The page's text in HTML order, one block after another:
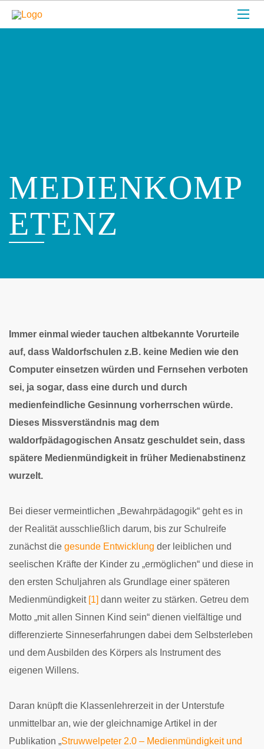
MEDIENKOMP
ETENZ
Immer einmal wieder tauchen altbekannte Vorurteile
auf, dass Waldorfschulen z.B. keine Medien wie den
Computer einsetzen würden und Fernsehen verboten
sei, ja sogar, dass eine durch und durch
medienfeindliche Gesinnung vorherrschen würde.
Dieses Missverständnis mag dem
waldorfpädagogischen Ansatz geschuldet sein, dass
spätere Medienmündigkeit in früher Medienabstinenz
wurzelt.
Bei dieser vermeintlichen „Bewahrpädagogik“ geht es in
der Realität ausschließlich darum, bis zur Schulreife
zunächst die gesunde Entwicklung der leiblichen und
seelischen Kräfte der Kinder zu „ermöglichen“ und diese in
den ersten Schuljahren als Grundlage einer späteren
Medienmündigkeit [1] dann weiter zu stärken. Getreu dem
Motto „mit allen Sinnen Kind sein“ dienen vielfältige und
differenzierte Sinneserfahrungen dabei dem Selbsterleben
und dem Ausbilden des Körpers als Instrument des
eigenen Willens.
Daran knüpft die Klassenlehrerzeit in der Unterstufe
unmittelbar an, wie der gleichnamige Artikel in der
Publikation „Struwwelpeter 2.0 – Medienmündigkeit und